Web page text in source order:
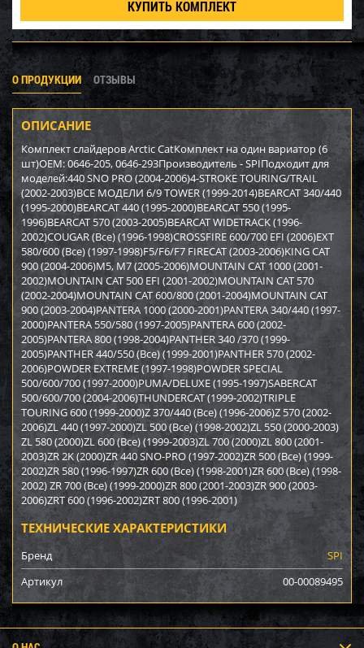
КУПИТЬ КОМПЛЕКТ
О ПРОДУКЦИИ ОТЗЫВЫ
ОПИСАНИЕ
Комплект слайдеров Arctic CatКомплект на один вариатор (6
шт)OEM: 0646-205, 0646-293Производитель - SPIПодходит для
моделей:440 SNO PRO (2004-2006)4-STROKE TOURING/TRAIL
(2002-2003)ВСЕ МОДЕЛИ 6/9 TOWER (1999-2014)BEARCAT 340/440
(1995-2000)BEARCAT 440 (1995-2000)BEARCAT 550 (1995-
1996)BEARCAT 570 (2003-2005)BEARCAT WIDETRACK (1996-
2002)COUGAR (Все) (1996-1998)CROSSFIRE 600/700 EFI (2006)EXT
580/600 (Все) (1997-1998)F5/F6/F7 FIRECAT (2003-2006)KING CAT
900 (2004-2006)M5, M7 (2005-2006)MOUNTAIN CAT 1000 (2001-
2002)MOUNTAIN CAT 500 EFI (2001-2002)MOUNTAIN CAT 570
(2002-2004)MOUNTAIN CAT 600/800 (2001-2004)MOUNTAIN CAT
900 (2003-2004)PANTERA 1000 (2000-2001)PANTERA 340/440 (1997-
2000)PANTERA 550/580 (1997-2005)PANTERA 600 (2002-
2005)PANTERA 800 (1998-2004)PANTHER 340 /370 (1999-
2005)PANTHER 440/550 (Все) (1999-2001)PANTHER 570 (2002-
2006)POWDER EXTREME (1997-1998)POWDER SPECIAL
500/600/700 (1997-2000)PUMA/DELUXE (1995-1997)SABERCAT
500/600/700 (2004-2006)THUNDERCAT (1999-2002)TRIPLE
TOURING 600 (1999-2000)Z 370/440 (Все) (1996-2006)Z 570 (2002-
2006)ZL 440 (1997-2000)ZL 500 (Все) (1998-2002)ZL 550 (2000-2003)
ZL 580 (2000)ZL 600 (Все) (1999-2003)ZL 700 (2000)ZL 800 (2001-
2003)ZR 2K (2000)ZR 440 SNO-PRO (1997-2002)ZR 500 (Все) (1999-
2002)ZR 580 (1996-1997)ZR 600 (Все) (1998-2001)ZR 600 (Все) (1998-
2002) ZR 700 (Все) (1999-2000)ZR 800 (2001-2003)ZR 900 (2003-
2006)ZRT 600 (1996-2002)ZRT 800 (1996-2001)
ТЕХНИЧЕСКИЕ ХАРАКТЕРИСТИКИ
Бренд
SPI
Артикул
00-00089495